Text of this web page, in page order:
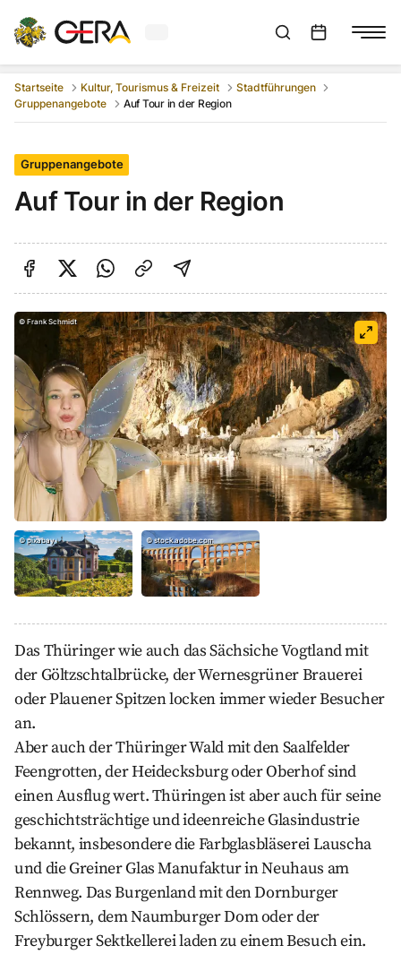
Aktuelles Wetter in GeraSuchleiste anzeigen
Startseite Kultur, Tourismus & Freizeit
Stadtführungen
Gruppenangebote
Auf Tour in der Region
Gruppenangebote
Auf Tour in der Region
Auf Facebook teilen
Auf Twitter teilen
Per Link teilen
shareViaEmail
©Frank Schmidt
©pixabay ©stock.adobe.com
Das Thüringer wie auch das Sächsiche Vogtland mit
der Göltzschtalbrücke, der Wernesgrüner Brauerei
oder Plauener Spitzen locken immer wieder Besucher
an.
Aber auch der Thüringer Wald mit den Saalfelder
Feengrotten, der Heidecksburg oder Oberhof sind
einen Ausflug wert. Thüringen ist aber auch für seine
geschichtsträchtige und ideenreiche Glasindustrie
bekannt, insbesondere die Farbglasbläserei Lauscha
und die Greiner Glas Manufaktur in Neuhaus am
Rennweg. Das Burgenland mit den Dornburger
Schlössern, dem Naumburger Dom oder der
Freyburger Sektkellerei laden zu einem Besuch ein.